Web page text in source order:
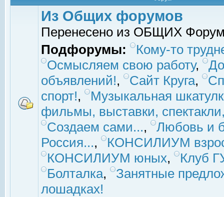
Из Общих форумов
Перенесено из ОБЩИХ
Подфорумы:
Кому-то
Осмысляем свою работу,
объявлений!, Сайт Круга,
спорт!,
Музыкальная
фильмы, выставки,
Создаем сами...,
Любовь и
Россия...,
КОНСИЛИУМ
КОНСИЛИУМ юных,
Клуб
Болталка,
Занятные
лошадках!